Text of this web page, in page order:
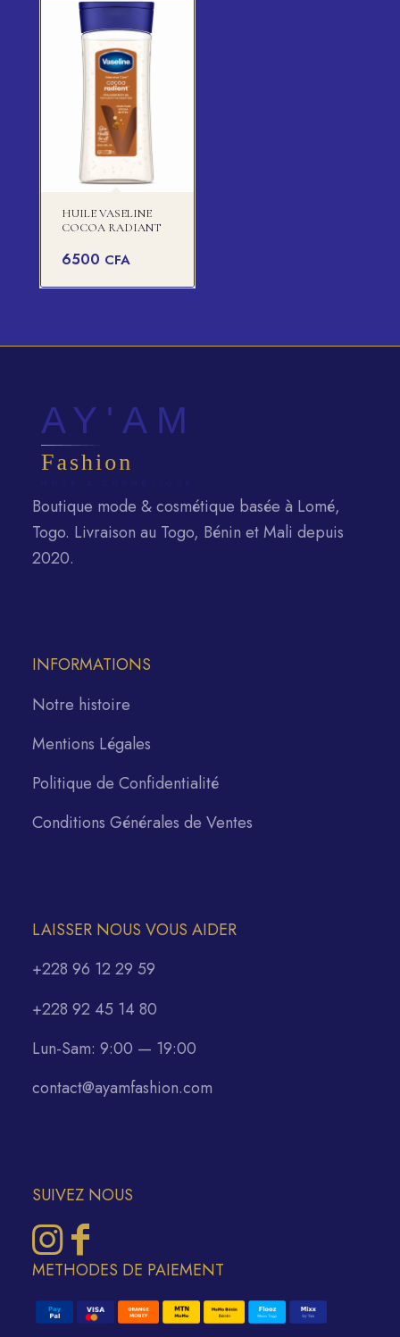
HUILE VASELINE
COCOA RADIANT
6500 CFA
Boutique mode & cosmétique basée à Lomé,
Togo. Livraison au Togo, Bénin et Mali depuis
2020.
INFORMATIONS
Notre histoire
Mentions Légales
Politique de Confidentialité
Conditions Générales de Ventes
LAISSER NOUS VOUS AIDER
+228 96 12 29 59
+228 92 45 14 80
Lun-Sam: 9:00 — 19:00
contact@ayamfashion.com
SUIVEZ NOUS
METHODES DE PAIEMENT